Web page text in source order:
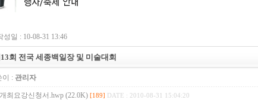
성일 : 10-08-31 13:46
회 전국 세종백일장 및 미술대회
이 : 관리자
개최요강신청서.hwp (22.0K) [189] DATE : 2010-08-31 15:04:20